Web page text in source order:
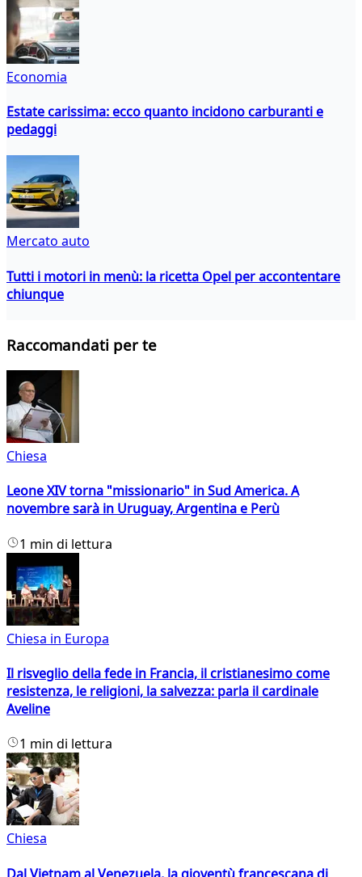
Economia
Estate carissima: ecco quanto incidono carburanti e
pedaggi
Mercato auto
Tutti i motori in menù: la ricetta Opel per accontentare
chiunque
Raccomandati per te
Chiesa
Leone XIV torna "missionario" in Sud America. A
novembre sarà in Uruguay, Argentina e Perù
1 min di lettura
Chiesa in Europa
Il risveglio della fede in Francia, il cristianesimo come
resistenza, le religioni, la salvezza: parla il cardinale
Aveline
1 min di lettura
Chiesa
Dal Vietnam al Venezuela, la gioventù francescana di